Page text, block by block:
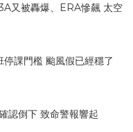
又被轟爆、ERA慘飆 太空
課門檻 颱風假已經穩了
認倒下 致命警報響起